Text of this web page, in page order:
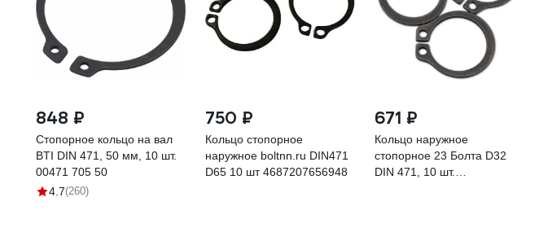
848 ₽
Стопорное кольцо на вал
BTI DIN 471, 50 мм, 10 шт.
00471 705 50
4.7(260)
750 ₽
Кольцо стопорное
наружное boltnn.ru DIN471
D65 10 шт 4687207656948
671 ₽
Кольцо наружное
стопорное 23 Болта D32
DIN 471, 10 шт.